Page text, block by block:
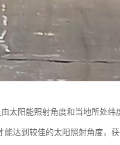
太阳能照射角度和当地所处
能达到较佳的太阳照射角度，